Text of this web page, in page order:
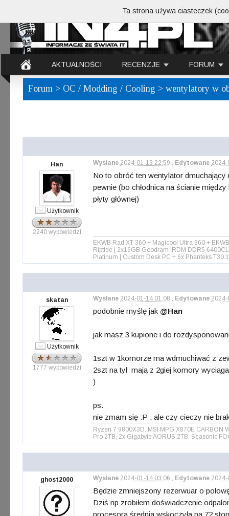
AKTUALNOŚCI RECENZJE FORUM
Forum > OC / Modding / Cooling > wentylatory w
Han
Użytkownik
2240 wypowiedzi
Wysłane 2024-01-13 22:59 , Edytowane
No to obróć ten wentylator dmuchający
pewnie (bo chłodnica na ścianie
płyty głównej)
EKWB Rad XT 360 + Magicool Ultra 360 +
Riptide | 2x16GB Goodram IRDM DDR5
Platinum | Custom Desk PC + 6x Phanteks
skatan
Użytkownik
1777 wypowiedzi
Wysłane 2024-01-14 01:08 , Edytowane
podobnie myślę jak @Han
jak masz 3 kupione i do
1szt w 1komorze ma wdmuchiwać z
2szt na tył mają z 2giej komory
)
ps.
nie zmam się :P , ale czy cieczy nie
Ryzen 7 9800X3D, MSI MPG X870E CARBON
Pro 2TB, 2x Gigabyte AORUS 2TB, Seasonic
ghost2000 Wysłane 2024-01-14 03:06 , Edytowane
Będzie zmniejszony rezerwuar o
Dziś np zrobiłem doświadczenie
procesora średnia wskoczyła na 72
Ta strona używa ciasteczek